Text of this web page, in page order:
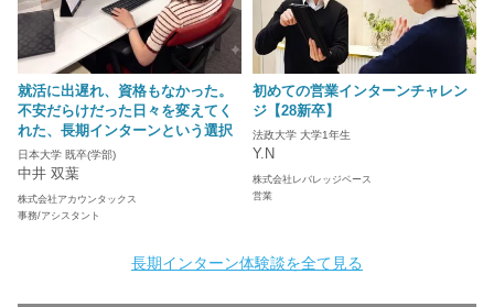
就活に出遅れ、資格もなかった。
不安だらけだった日々を変えてく
れた、長期インターンという選択
日本大学 既卒(学部)
中井 双葉
株式会社アカウンタックス
事務/アシスタント
初めての営業インターンチャレン
ジ【28新卒】
法政大学 大学1年生
Y.N
株式会社レバレッジベース
営業
長期インターン体験談を全て見る